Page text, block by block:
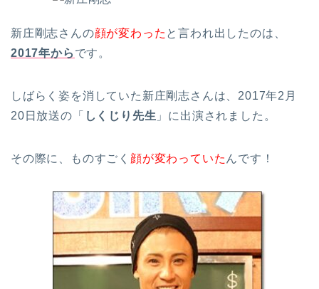
新庄剛志さんの顔が変わった と言われ出したのは、
2017年から です。
しばらく姿を消していた新庄剛志さんは、2017年2月
20日放送の「 しくじり先生 」に出演されました。
その際に、ものすごく 顔が変わっていた んです！